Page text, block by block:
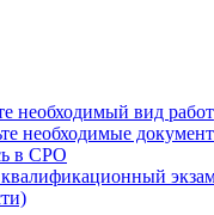
необходимый вид работ
необходимые
в СРО